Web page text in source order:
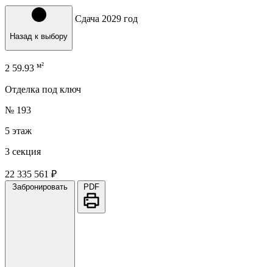
Назад к выбору
Сдача 2029 год
2 59.93 м²
Отделка под ключ
№ 193
5 этаж
3 секция
22 335 561 ₽
Забронировать PDF